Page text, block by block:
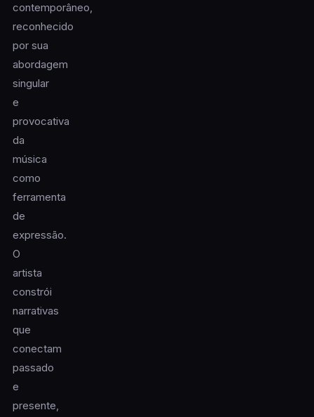
contemporâneo,
reconhecido
por sua
abordagem
singular
e
provocativa
da
música
como
ferramenta
de
expressão.
O
artista
constrói
narrativas
que
conectam
passado
e
presente,